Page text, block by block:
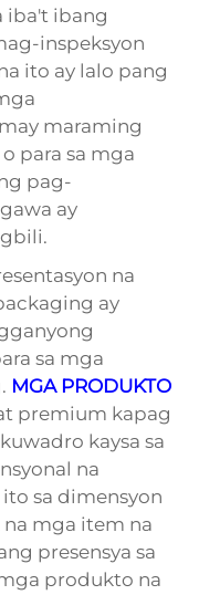
iba't ibang
inspeksyon
ito ay lalo pang
maraming
para sa mga
pag-
ay
na
ay
sa mga
MGA PRODUKTO
premium kapag
kaysa sa
na
sa dimensyon
mga item na
presensya sa
produkto na